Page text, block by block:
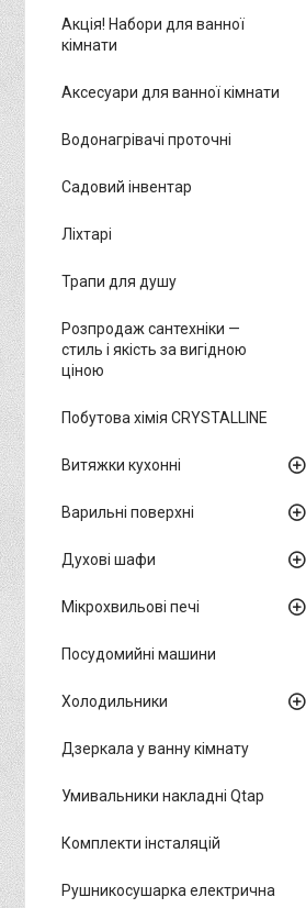
Акція! Набори для ванної
кімнати
Аксесуари для ванної кімнати
Водонагрівачі проточні
Садовий інвентар
Ліхтарі
Трапи для душу
Розпродаж сантехніки —
стиль і якість за вигідною
ціною
Побутова хімія CRYSTALLINE
Витяжки кухонні
Варильні поверхні
Духові шафи
Мікрохвильові печі
Посудомийні машини
Холодильники
Дзеркала у ванну кімнату
Умивальники накладні Qtap
Комплекти інсталяцій
Рушникосушарка електрична